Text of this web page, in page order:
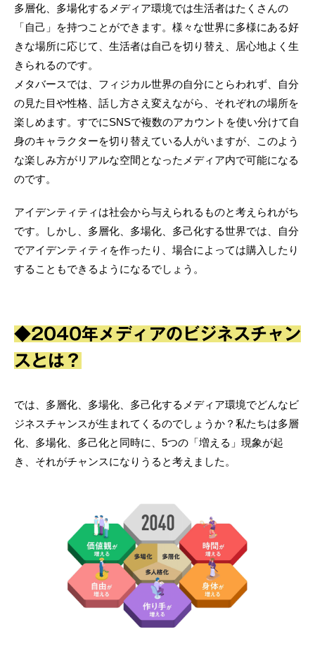
多層化、多場化するメディア環境では生活者はたくさんの
「自己」を持つことができます。様々な世界に多様にある好
きな場所に応じて、生活者は自己を切り替え、居心地よく生
きられるのです。
メタバースでは、フィジカル世界の自分にとらわれず、自分
の見た目や性格、話し方さえ変えながら、それぞれの場所を
楽しめます。すでにSNSで複数のアカウントを使い分けて自
身のキャラクターを切り替えている人がいますが、このよう
な楽しみ方がリアルな空間となったメディア内で可能になる
のです。
アイデンティティは社会から与えられるものと考えられがち
です。しかし、多層化、多場化、多己化する世界では、自分
でアイデンティティを作ったり、場合によっては購入したり
することもできるようになるでしょう。
◆2040年メディアのビジネスチャン
スとは？
では、多層化、多場化、多己化するメディア環境でどんなビ
ジネスチャンスが生まれてくるのでしょうか？私たちは多層
化、多場化、多己化と同時に、5つの「増える」現象が起
き、それがチャンスになりうると考えました。